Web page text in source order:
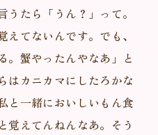
うたら「うん？」って。
てないんです。でも、
。蟹やったんやなあ」と
はカニカマにしたろかな
と一緒においしいもん食
覚えてんねんなあ。そう